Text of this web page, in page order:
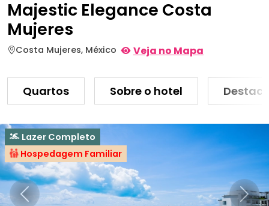
Majestic Elegance Costa
Mujeres
Costa Mujeres, México Veja no Mapa
Quartos Sobre o hotel
Anterior
Lazer Completo
Hospedagem Familiar